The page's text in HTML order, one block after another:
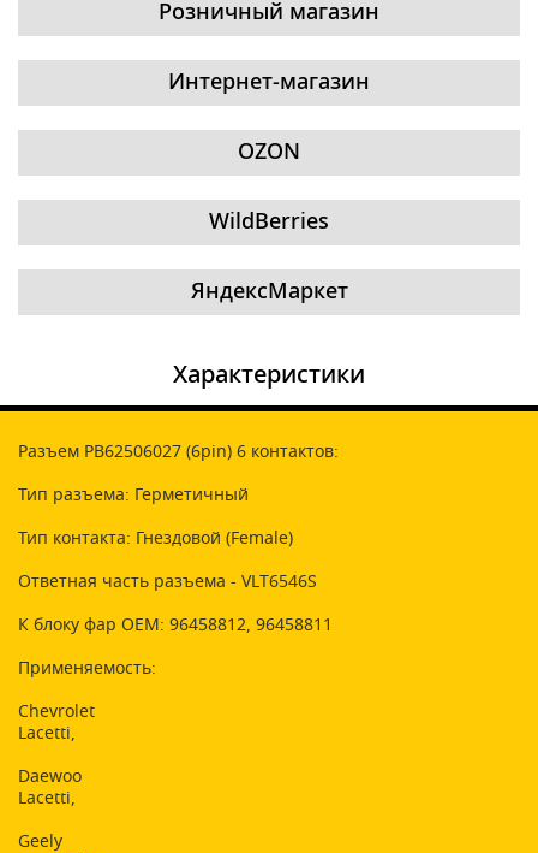
Розничный магазин
Интернет-магазин
OZON
WildBerries
ЯндексМаркет
Характеристики
Разъем PB62506027 (6pin) 6 контактов:
Тип разъема: Герметичный
Тип контакта: Гнездовой (Female)
Ответная часть разъема - VLT6546S
К блоку фар OEM: 96458812, 96458811
Применяемость:
Chevrolet
Lacetti,
Daewoo
Lacetti,
Geely